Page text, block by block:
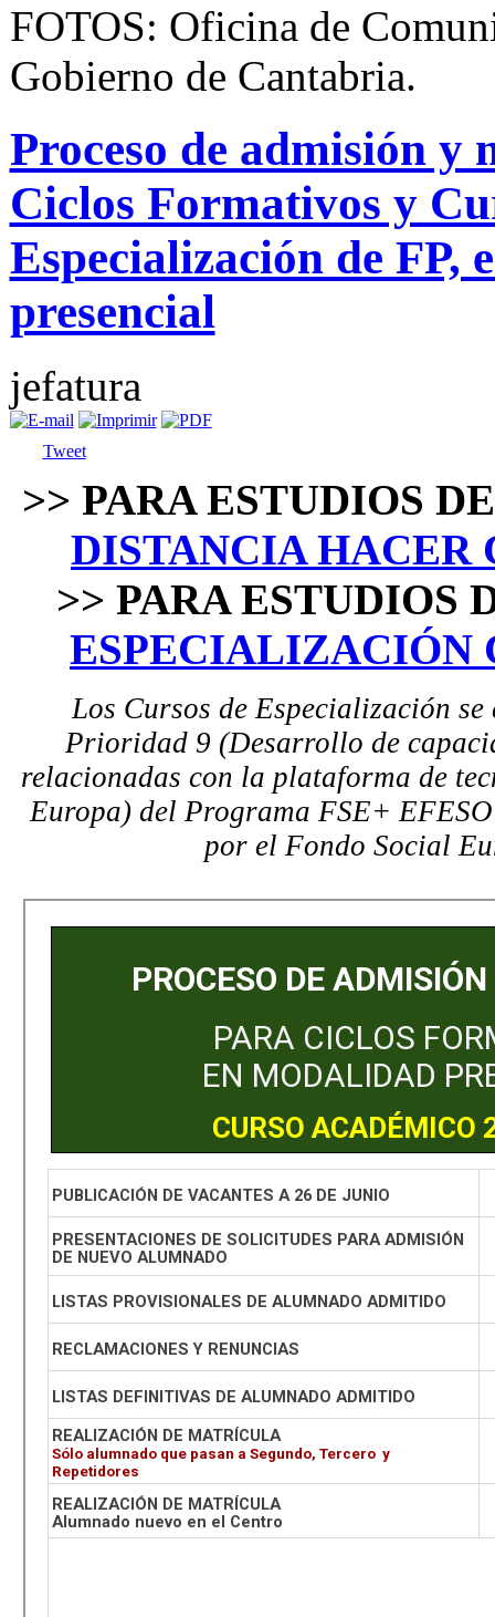
FOTOS: Oficina de
Gobierno de Cantabria.
Proceso de admisión y
Ciclos Formativos y
Especialización de FP,
presencial
jefatura
Tweet
˃˃ PARA ESTUDIOS
DISTANCIA HACER
˃˃ PARA ESTUDIOS
ESPECIALIZACIÓN
Los Cursos de Especialización
Prioridad 9 (Desarrollo de
relacionadas con la plataforma de
Europa) del Programa FSE+
por el Fondo Social